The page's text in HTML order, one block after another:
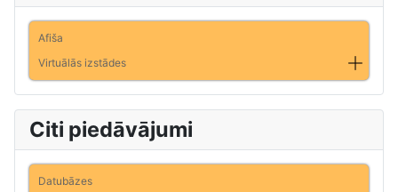
Afiša
Virtuālās izstādes
Citi piedāvājumi
Datubāzes